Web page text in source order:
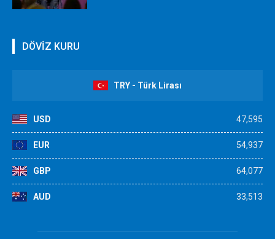
DÖVİZ KURU
TRY - Türk Lirası
USD 47,595
EUR 54,937
GBP 64,077
AUD 33,513